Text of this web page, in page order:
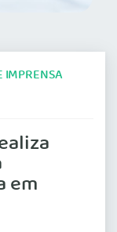
IMPRENSA
em